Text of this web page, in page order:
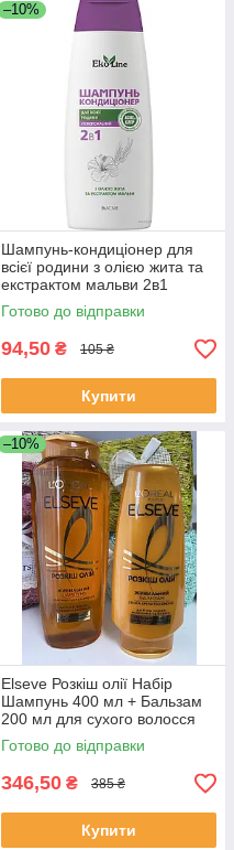
–10%
Шампунь-кондиціонер для
всієї родини з олією жита та
екстрактом мальви 2в1
Універсальний EkoLine
250мл
Готово до відправки
94,50 ₴ 105 ₴
Купити
–10%
Elseve Розкіш олії Набір
Шампунь 400 мл + Бальзам
200 мл для сухого волосся
Готово до відправки
346,50 ₴ 385 ₴
Купити